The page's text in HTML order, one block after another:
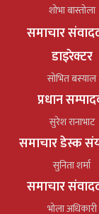
शोभा बास्तोला
समाचार
डाइरेक्टर
सोभित बस्याल
प्रधान
सुरेश रानाभाट
समाचार डेस्क
सुनिता शर्मा
समाचार
भोला अधिकारी